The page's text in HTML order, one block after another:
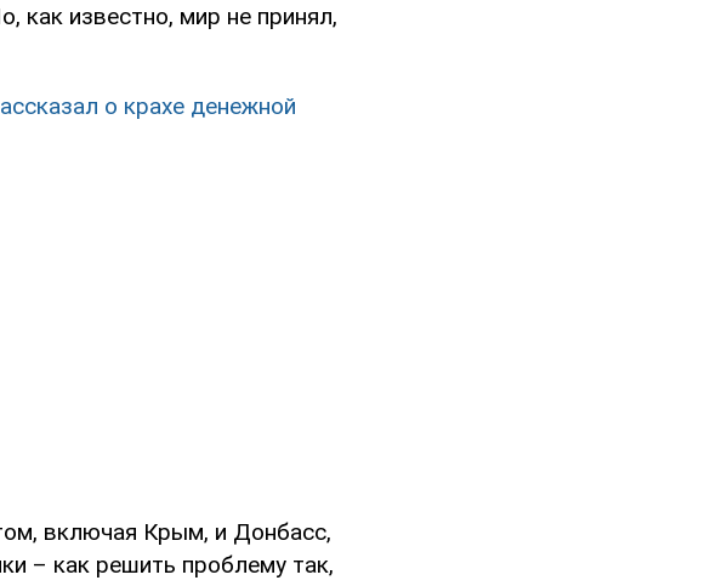
как известно, мир не принял,
о крахе денежной
включая Крым, и Донбасс,
– как решить проблему так,